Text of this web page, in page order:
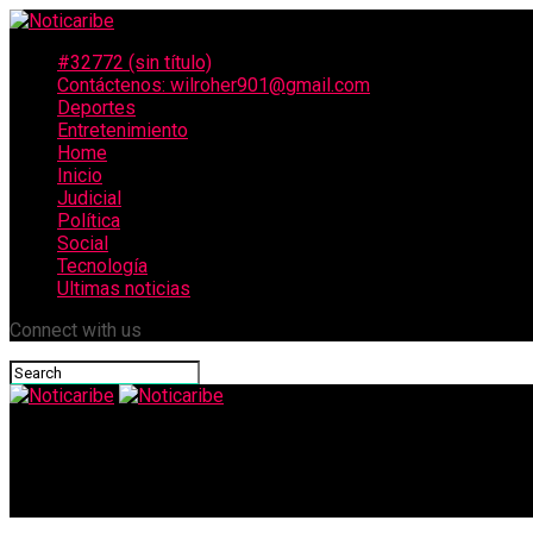
#32772 (sin título)
Contáctenos: wilroher901@gmail.com
Deportes
Entretenimiento
Home
Inicio
Judicial
Política
Social
Tecnología
Ultimas noticias
Connect with us